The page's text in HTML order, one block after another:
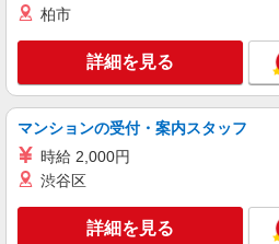
柏市
詳細を見る
マンションの受付・案内スタッフ
時給 2,000円
渋谷区
詳細を見る